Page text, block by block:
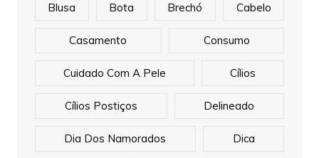
Blusa Bota Brechó Cabelo
Casamento Consumo
Cuidado Com A Pele Cílios
Cílios Postiços Delineado
Dia Dos Namorados Dica